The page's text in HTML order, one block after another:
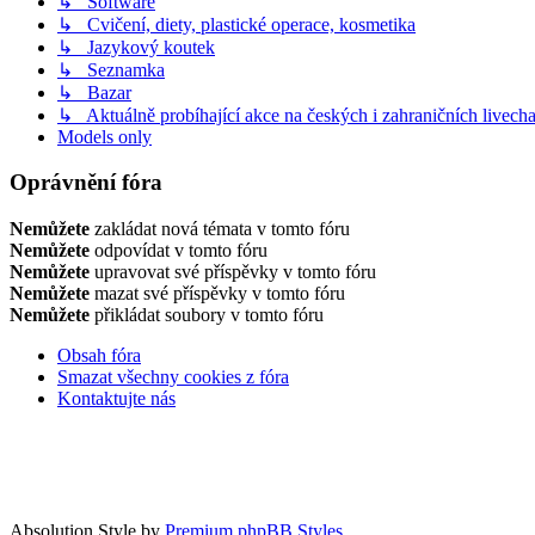
↳ Cvičení, diety, plastické operace, kosmetika
↳ Jazykový koutek
↳ Seznamka
↳ Bazar
↳ Aktuálně probíhající akce na českých i zahraničních
Models only
Oprávnění fóra
Nemůžete zakládat nová témata v tomto fóru
Nemůžete odpovídat v tomto fóru
Nemůžete upravovat své příspěvky v tomto fóru
Nemůžete mazat své příspěvky v tomto fóru
Nemůžete přikládat soubory v tomto fóru
Obsah fóra
Smazat všechny cookies z fóra
Kontaktujte nás